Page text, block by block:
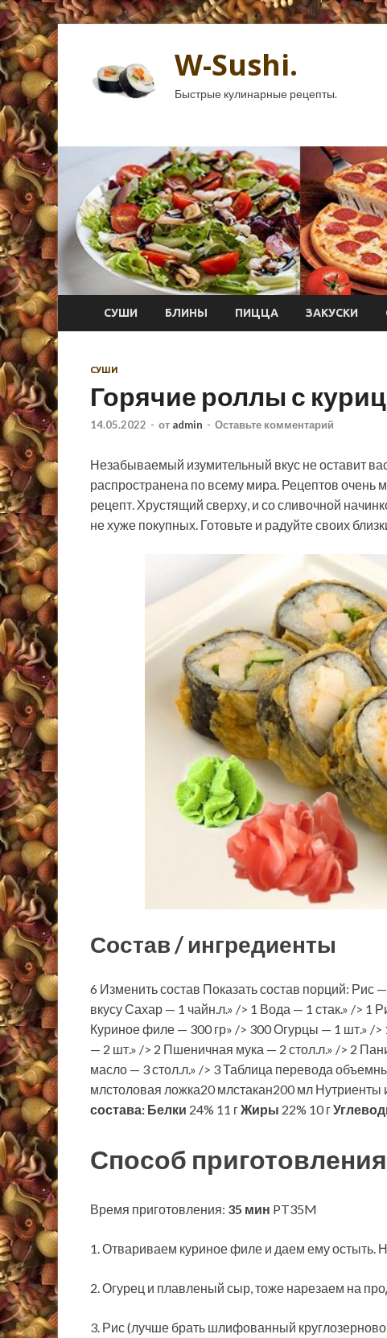
W-Sushi.
Быстрые кулинарные рецепты.
СУШИ БЛИНЫ ПИЦЦА ЗАКУСКИ
СУШИ
Горячие роллы с
14.05.2022 - от admin - Оставьте комментарий
Незабываемый изумительный вкус не оставит
распространена по всему мира. Рецептов очень
рецепт. Хрустящий сверху, и со сливочной
не хуже покупных. Готовьте и радуйте своих
Состав / ингредиенты
6 Изменить состав Показать состав порций: Рис
вкусу Сахар — 1 чайн.л.» /> 1 Вода — 1 стак.» /> 1
Куриное филе — 300 гр» /> 300 Огурцы — 1 шт.» /
— 2 шт.» /> 2 Пшеничная мука — 2 стол.л.» /> 2
масло — 3 стол.л.» /> 3 Таблица перевода
млстоловая ложка20 млстакан200 мл Нутриенты
состава: Белки 24% 11 гЖиры 22% 10 г
Способ приготовления
Время приготовления: 35 мин PT35M
1. Отвариваем куриное филе и даем ему остыть.
2. Огурец и плавленый сыр, тоже нарезаем на
3. Рис (лучше брать шлифованный